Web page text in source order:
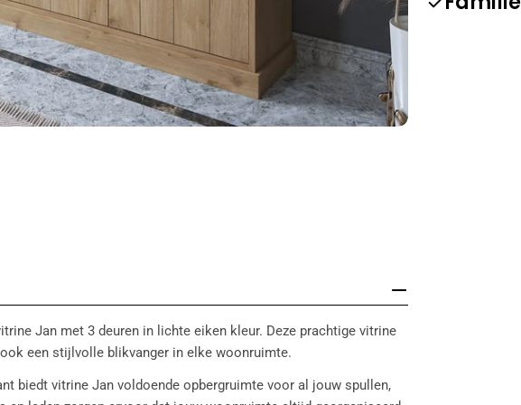
Jan met 3 deuren in lichte eiken kleur. Deze prachtige vitrine
een stijlvolle blikvanger in elke woonruimte.
biedt vitrine Jan voldoende opbergruimte voor al jouw spullen,